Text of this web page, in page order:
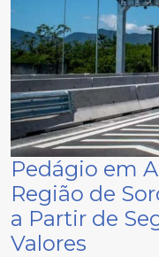
Pedágio em
Região de
a Partir de
Valores